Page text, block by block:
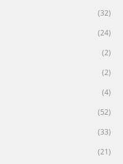
(32)
(24)
(2)
(2)
(4)
(52)
(33)
(21)